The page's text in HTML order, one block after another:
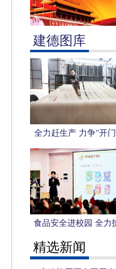
建德图库
全力赶生产 力争“开
食品安全进校园 全力
助成长
精选新闻